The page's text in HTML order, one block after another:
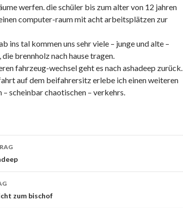
werfen. die schüler bis zum alter von 12 jahren
computer-raum mit acht arbeitsplätzen zur
ins tal kommen uns sehr viele – junge und alte –
brennholz nach hause tragen.
fahrzeug-wechsel geht es nach ashadeep zurück.
auf dem beifahrersitz erlebe ich einen weiteren
– scheinbar chaotischen – verkehrs.
zum bischof